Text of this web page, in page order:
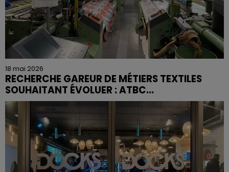
18 mai 2026
RECHERCHE GAREUR DE MÉTIERS TEXTILES
SOUHAITANT ÉVOLUER : ATBC...